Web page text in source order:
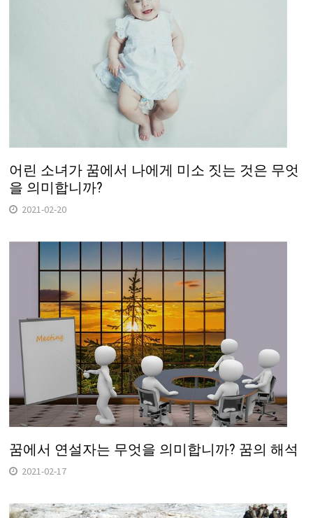
어린 소녀가 꿈에서 나에게 미소 짓는 것은 무엇
을 의미합니까?
2021-02-20
꿈에서 연설자는 무엇을 의미합니까? 꿈의 해석
2021-02-17